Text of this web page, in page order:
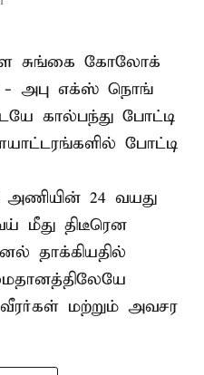
சுங்கை கோலோக்
- அபு எக்ஸ் நொங்
கால்பந்து போட்டி
போட்டி
24 வயது
மீது திடீரென
தாக்கியதில்
வீரர்கள் மற்றும் அவசர